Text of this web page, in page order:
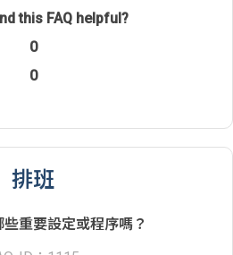
this FAQ helpful?
0
0
排班
重要設定或程序嗎？